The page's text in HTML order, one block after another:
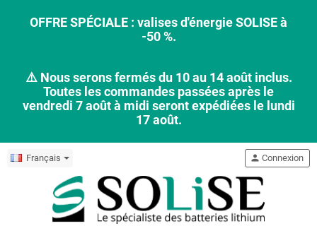
OFFRE SPÉCIALE : valises d'énergie SOLISE à
-50 %.
⚠️ Nous serons fermés du 10 au 14 août inclus.
Toutes les commandes passées après le
vendredi 7 août à midi seront expédiées le lundi
17 août.
Français person Connexion